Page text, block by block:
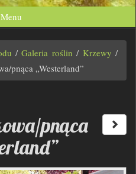
Menu
/Galeria roślin / Krzewy /
pnąca „Westerland”
pnąca